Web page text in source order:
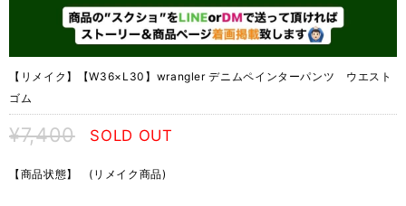
【リメイク】【W36×L30】wrangler デニムペインターパンツ ウエスト
ゴム
¥7,400 SOLD OUT
【商品状態】 (リメイク商品)